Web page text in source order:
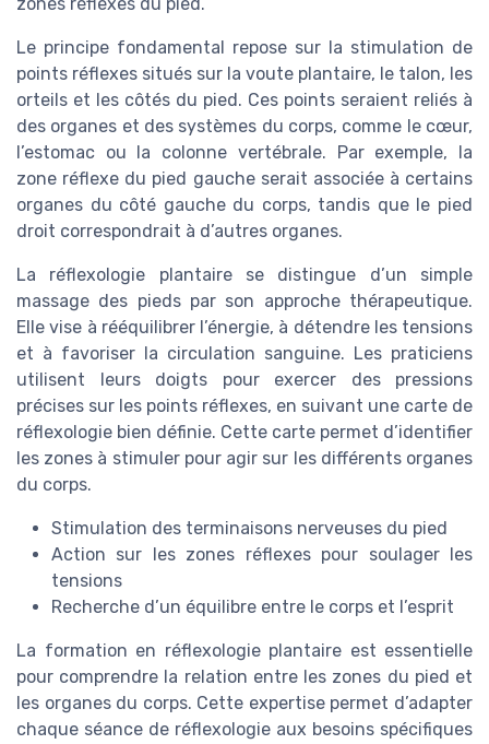
Le principe fondamental repose sur la stimulation de
points réflexes situés sur la voute plantaire, le talon, les
orteils et les côtés du pied. Ces points seraient reliés à
des organes et des systèmes du corps, comme le cœur,
l’estomac ou la colonne vertébrale. Par exemple, la
zone réflexe du pied gauche serait associée à certains
organes du côté gauche du corps, tandis que le pied
droit correspondrait à d’autres organes.
La réflexologie plantaire se distingue d’un simple
massage des pieds par son approche thérapeutique.
Elle vise à rééquilibrer l’énergie, à détendre les tensions
et à favoriser la circulation sanguine. Les praticiens
utilisent leurs doigts pour exercer des pressions
précises sur les points réflexes, en suivant une carte de
réflexologie bien définie. Cette carte permet d’identifier
les zones à stimuler pour agir sur les différents organes
du corps.
Stimulation des terminaisons nerveuses du pied
Action sur les zones réflexes pour soulager les
tensions
Recherche d’un équilibre entre le corps et l’esprit
La formation en réflexologie plantaire est essentielle
pour comprendre la relation entre les zones du pied et
les organes du corps. Cette expertise permet d’adapter
chaque séance de réflexologie aux besoins spécifiques